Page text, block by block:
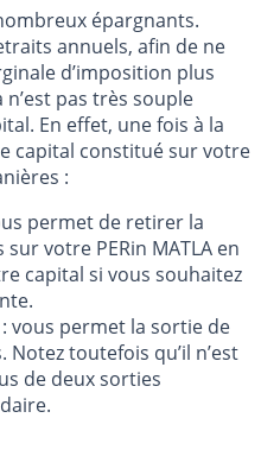
épargnants.
annuels, afin de ne
d’imposition plus
n’est pas très souple
En effet, une fois à la
capital constitué sur votre
:
permet de retirer la
votre PERin MATLA en
capital si vous souhaitez
: vous permet la sortie de
toutefois qu’il n’est
de deux sorties